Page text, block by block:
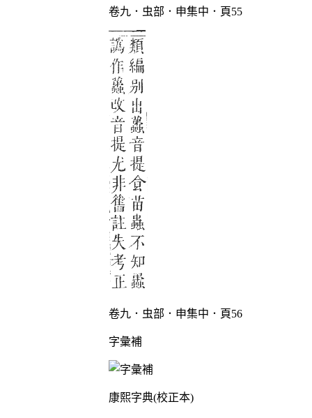
卷九．虫部．申集中．頁55
卷九．虫部．申集中．頁56
字彙補
康熙字典(校正本)